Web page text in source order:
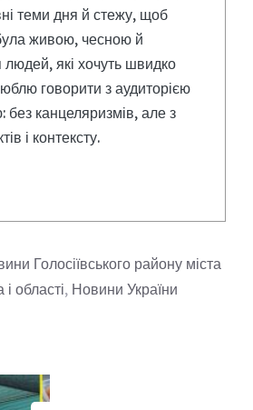
теми дня й стежу, щоб
живою, чесною й
які хочуть швидко
говорити з аудиторією
канцеляризмів, але з
і контексту.
Голосіївського району міста
області, Новини України